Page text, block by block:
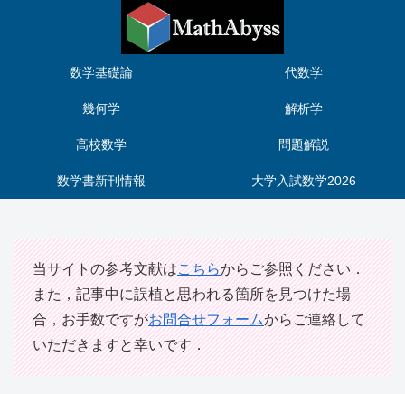
数学基礎論 代数学
幾何学 解析学
高校数学 問題解説
数学書新刊情報 大学入試数学2026
当サイトの参考文献はこちらからご参照ください．
また，記事中に誤植と思われる箇所を見つけた場
合，お手数ですがお問合せフォームからご連絡して
いただきますと幸いです．